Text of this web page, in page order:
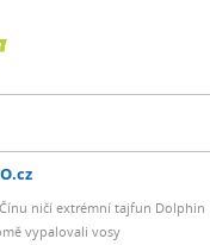
ničí extrémní tajfun Dolphin
vypalovali vosy